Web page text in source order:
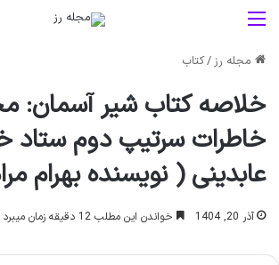
مجله رز/کتاب
خلاصه کتاب شیر آسمان:
خاطرات سرتیپ دوم ستاد
عابدینی ( نویسنده بهرام
آذر 20, 1404 خواندن این مطلب 12 دقیقه زمان میبرد